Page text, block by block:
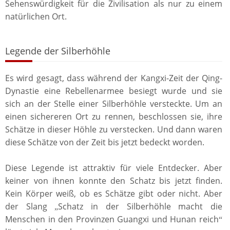
Sehenswürdigkeit für die Zivilisation als nur zu einem
natürlichen Ort.
Legende der Silberhöhle
Es wird gesagt, dass während der Kangxi-Zeit der Qing-
Dynastie eine Rebellenarmee besiegt wurde und sie
sich an der Stelle einer Silberhöhle versteckte. Um an
einen sichereren Ort zu rennen, beschlossen sie, ihre
Schätze in dieser Höhle zu verstecken. Und dann waren
diese Schätze von der Zeit bis jetzt bedeckt worden.
Diese Legende ist attraktiv für viele Entdecker. Aber
keiner von ihnen konnte den Schatz bis jetzt finden.
Kein Körper weiß, ob es Schätze gibt oder nicht. Aber
der Slang
„Schatz in der Silberhöhle macht die
Menschen in den Provinzen Guangxi und Hunan reich“